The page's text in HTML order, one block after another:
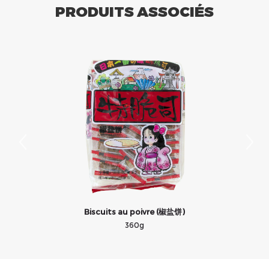
PRODUITS ASSOCIÉS
Biscuits au poivre (椒盐饼)
360g